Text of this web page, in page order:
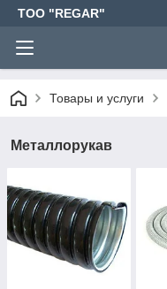
TOO "REGAR"
Товары и услуги
Металлорукав